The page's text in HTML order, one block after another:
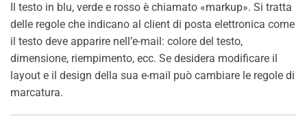
Il testo in blu, verde e rosso è chiamato «markup». Si tratta
delle regole che indicano al client di posta elettronica come
il testo deve apparire nell’e-mail: colore del testo,
dimensione, riempimento, ecc. Se desidera modificare il
layout e il design della sua e-mail può cambiare le regole di
marcatura.